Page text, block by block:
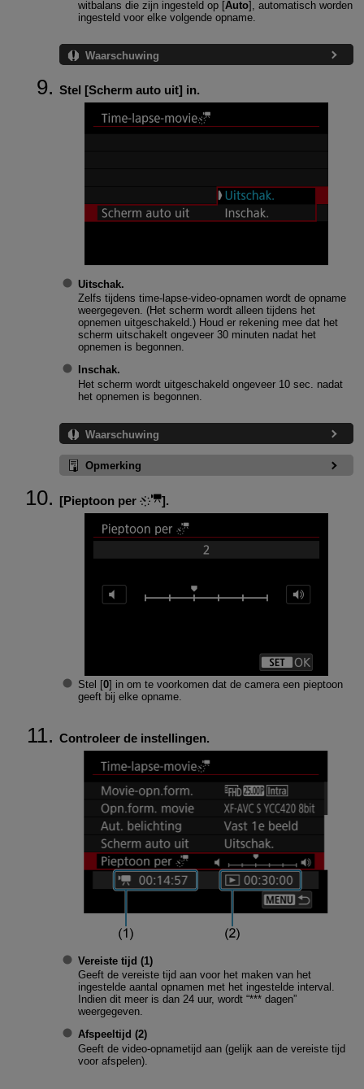
witbalans die zijn ingesteld op [Auto], automatisch worden
ingesteld voor elke volgende opname.
Waarschuwing
Stel [Scherm auto uit] in.
Uitschak.
Zelfs tijdens time-lapse-video-opnamen wordt de opname
weergegeven. (Het scherm wordt alleen tijdens het
opnemen uitgeschakeld.) Houd er rekening mee dat het
scherm uitschakelt ongeveer 30 minuten nadat het
opnemen is begonnen.
Inschak.
Het scherm wordt uitgeschakeld ongeveer 10 sec. nadat
het opnemen is begonnen.
Waarschuwing
Opmerking
[Pieptoon per ].
Stel [0] in om te voorkomen dat de camera een pieptoon
geeft bij elke opname.
Controleer de instellingen.
Vereiste tijd (1)
Geeft de vereiste tijd aan voor het maken van het
ingestelde aantal opnamen met het ingestelde interval.
Indien dit meer is dan 24 uur, wordt “*** dagen”
weergegeven.
Afspeeltijd (2)
Geeft de video-opnametijd aan (gelijk aan de vereiste tijd
voor afspelen).